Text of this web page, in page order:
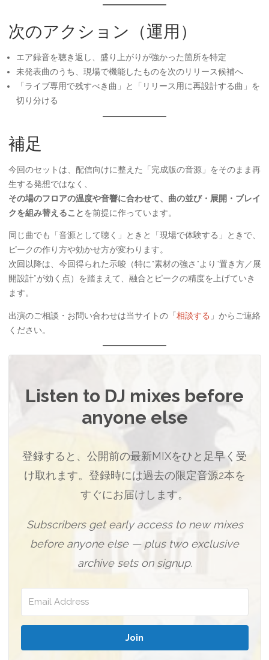
次のアクション（運用）
エア録音を聴き返し、盛り上がりが強かった箇所を特定
未発表曲のうち、現場で機能したものを次のリリース候補へ
「ライブ専用で残すべき曲」と「リリース用に再設計する曲」を
切り分ける
補足
今回のセットは、配信向けに整えた「完成版の音源」をそのまま再
生する発想ではなく、
その場のフロアの温度や音響に合わせて、曲の並び・展開・ブレイ
クを組み替えることを前提に作っています。
同じ曲でも「音源として聴く」ときと「現場で体験する」ときで、
ピークの作り方や効かせ方が変わります。
次回以降は、今回得られた示唆（特に“素材の強さ”より“置き方／展
開設計”が効く点）を踏まえて、融合とピークの精度を上げていき
ます。
出演のご相談・お問い合わせは当サイトの「相談する 」からご連絡
ください。
Listen to DJ mixes before
anyone else
登録すると、公開前の最新MIXをひと足早く受
け取れます。登録時には過去の限定音源2本を
すぐにお届けします。
Subscribers get early access to new mixes
before anyone else — plus two exclusive
archive sets on signup.
Join